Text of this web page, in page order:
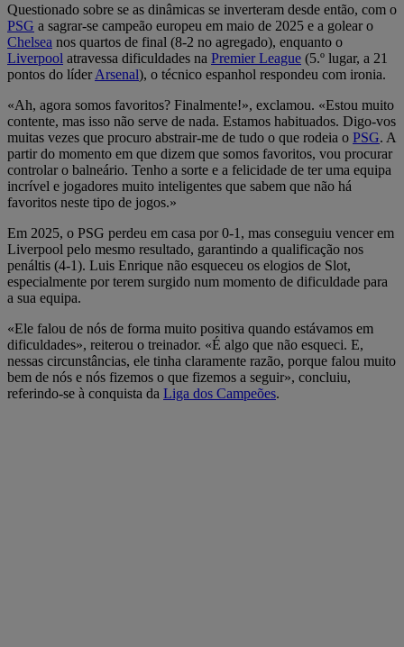
Questionado sobre se as dinâmicas se inverteram desde então, com o
PSG a sagrar-se campeão europeu em maio de 2025 e a golear o
Chelsea nos quartos de final (8-2 no agregado), enquanto o
Liverpool atravessa dificuldades na Premier League (5.º lugar, a 21
pontos do líderArsenal), o técnico espanhol respondeu com ironia.
«Ah, agora somos favoritos? Finalmente!», exclamou. «Estou muito
contente, mas isso não serve de nada. Estamos habituados. Digo-vos
muitas vezes que procuro abstrair-me de tudo o que rodeia o PSG. A
partir do momento em que dizem que somos favoritos, vou procurar
controlar o balneário. Tenho a sorte e a felicidade de ter uma equipa
incrível e jogadores muito inteligentes que sabem que não há
favoritos neste tipo de jogos.»
Em 2025, o PSG perdeu em casa por 0-1, mas conseguiu vencer em
Liverpool pelo mesmo resultado, garantindo a qualificação nos
penáltis (4-1). Luis Enrique não esqueceu os elogios de Slot,
especialmente por terem surgido num momento de dificuldade para
a sua equipa.
«Ele falou de nós de forma muito positiva quando estávamos em
dificuldades», reiterou o treinador. «É algo que não esqueci. E,
nessas circunstâncias, ele tinha claramente razão, porque falou muito
bem de nós e nós fizemos o que fizemos a seguir», concluiu,
referindo-se à conquista da Liga dos Campeões.